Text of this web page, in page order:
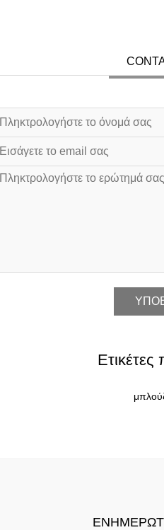
Ετικέτες